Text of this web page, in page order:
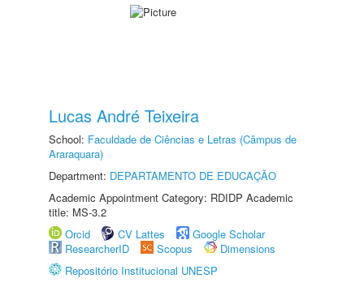
Lucas André Teixeira
School: Faculdade de Ciências e Letras (Câmpus de
Araraquara)
Department: DEPARTAMENTO DE EDUCAÇÃO
Academic Appointment Category: RDIDP Academic
title: MS-3.2
Orcid
CV Lattes
Google Scholar
ResearcherID
Scopus
Dimensions
Repositório Institucional UNESP